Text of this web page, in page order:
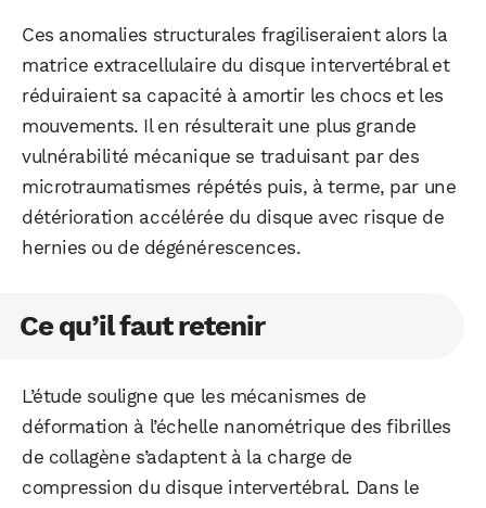
Ces anomalies structurales fragiliseraient alors la
matrice extracellulaire du disque intervertébral et
réduiraient sa capacité à amortir les chocs et les
mouvements. Il en résulterait une plus grande
vulnérabilité mécanique se traduisant par des
microtraumatismes répétés puis, à terme, par une
détérioration accélérée du disque avec risque de
hernies ou de dégénérescences.
Ce qu’il faut retenir
L’étude souligne que les mécanismes de
déformation à l’échelle nanométrique des fibrilles
de collagène s’adaptent à la charge de
compression du disque intervertébral. Dans le